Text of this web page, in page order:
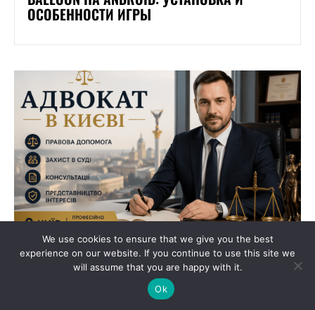
ОСОБЕННОСТИ ИГРЫ
К КОМУ ОБРАТИТЬСЯ ЗА ЮРИДИЧЕСКОЙ
ПОМОЩЬЮ В КИЕВЕ — СОПРОВОЖДЕНИЕ
We use cookies to ensure that we give you the best
experience on our website. If you continue to use this site we
will assume that you are happy with it.
Ok